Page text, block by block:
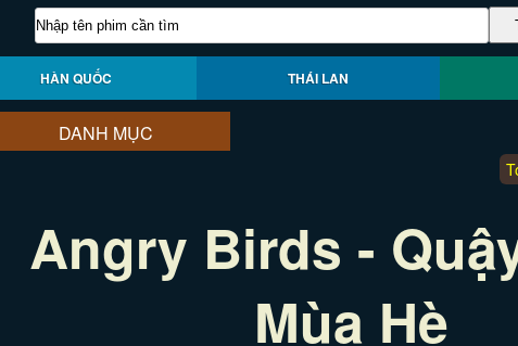
HÀN QUỐC THÁI LAN
DANH MỤC
Angry Birds -
Mùa Hè